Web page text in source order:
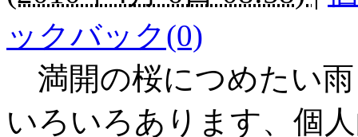
ックバック(0)
満開の桜につめたい
いろいろあります、個